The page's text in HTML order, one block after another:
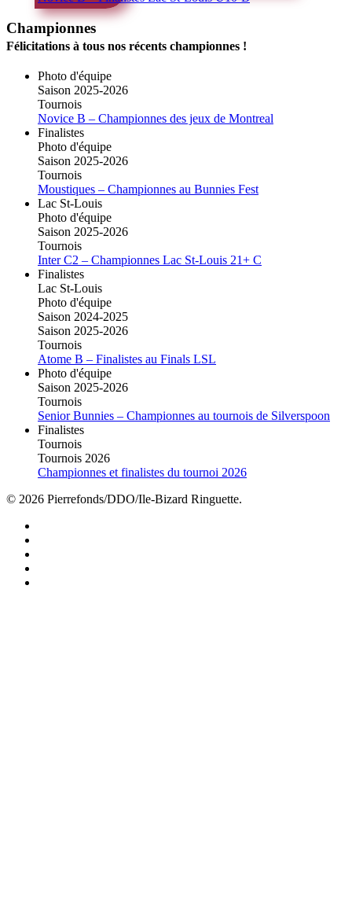
Championnes
Félicitations à tous nos récents championnes !
Photo d'équipe
Saison 2025-2026
Tournois
Novice B – Championnes des jeux de Montreal
Finalistes
Photo d'équipe
Saison 2025-2026
Tournois
Moustiques – Championnes au Bunnies Fest
Lac St-Louis
Photo d'équipe
Saison 2025-2026
Tournois
Inter C2 – Championnes Lac St-Louis 21+ C
Finalistes
Lac St-Louis
Photo d'équipe
Saison 2024-2025
Saison 2025-2026
Tournois
Atome B – Finalistes au Finals LSL
Photo d'équipe
Saison 2025-2026
Tournois
Senior Bunnies – Championnes au tournois de Silverspoon
Finalistes
Tournois
Tournois 2026
Championnes et finalistes du tournoi 2026
© 2026 Pierrefonds/DDO/Ile-Bizard Ringuette.